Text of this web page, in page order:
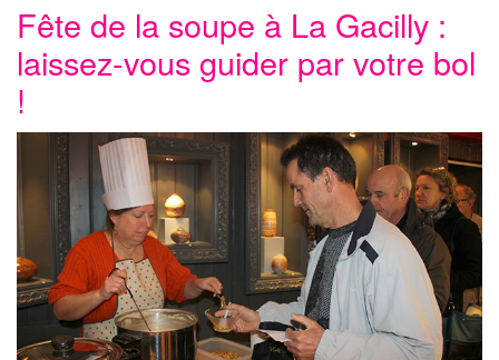
Fête de la soupe à La Gacilly :
laissez-vous guider par votre bol
!